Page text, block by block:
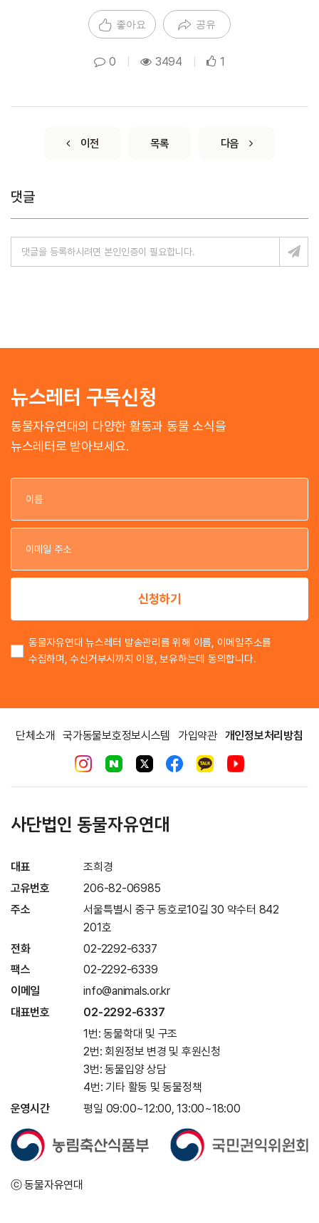
좋아요 공유
0 3494 1
이전 목록 다음
댓글
뉴스레터 구독신청
동물자유연대의 다양한 활동과 동물 소식을
뉴스레터로 받아보세요.
이
이
신청하기
동물자유연대 뉴스레터 발송관리를 위해 이름, 이메일주소를
수집하며, 수신거부시까지 이용, 보유하는데 동의합니다.
단체소개 국가동물보호정보시스템 가입약관 개인정보처리방침
사단법인 동물자유연대
대표
조희경
고유번호
206-82-06985
주소
서울특별시 중구 동호로10길 30 약수터 842
201호
전화
02-2292-6337
팩스
02-2292-6339
이메일
info@animals.or.kr
대표번호
02-2292-6337
1번: 동물학대 및 구조
2번: 회원정보 변경 및 후원신청
3번: 동물입양 상담
4번: 기타 활동 및 동물정책
운영시간
평일 09:00~12:00, 13:00~18:00
ⓒ 동물자유연대